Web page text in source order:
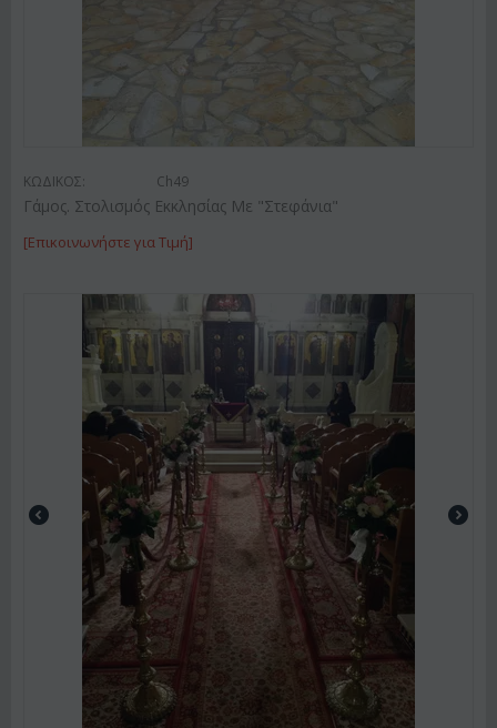
ΚΩΔΙΚΟΣ: Ch49
Γάμος. Στολισμός Εκκλησίας Με "Στεφάνια"
[Επικοινωνήστε για Τιμή]